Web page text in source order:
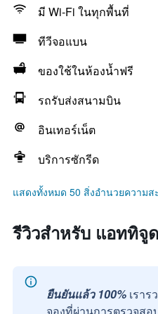
มี Wi-Fi ในทุกพื้นที่
ทีวีจอแบน
ของใช้ในห้องน้ำฟรี
รถรับส่งสนามบิน
อินเทอร์เน็ต
บริการซักรีด
แสดงทั้งหมด 50 สิ่งอำนวยความส
รีวิวสำหรับ แอททิจู
ยืนยันแล้ว 100% เรา